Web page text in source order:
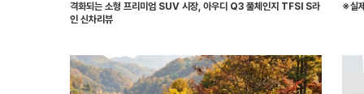
격화되는 소형 프리미엄 SUV 시장, 아우디 Q3 풀체인지 TFSI S라
인 신차리뷰
※실